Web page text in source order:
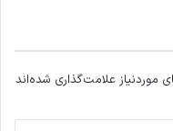
کرد. در این
تمام و دشواری
سخت تایپ به
علامت‌گذاری شده‌اند